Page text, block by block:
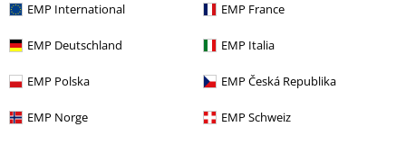
EMP International EMP France
EMP Deutschland EMP Italia
EMP Polska EMP Česká Republika
EMP Norge EMP Schweiz
Získejte 20% slevový poukaz, když se přihlásíte